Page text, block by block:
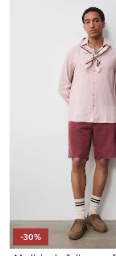
-30%